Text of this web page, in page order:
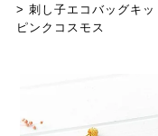
刺し子エコバッグキ
ピンクコスモス